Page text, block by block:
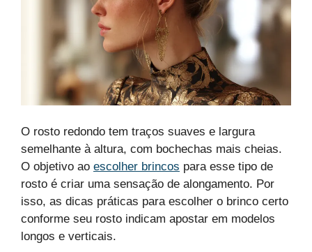
O rosto redondo tem traços suaves e largura
semelhante à altura, com bochechas mais cheias.
O objetivo ao escolher brincos para esse tipo de
rosto é criar uma sensação de alongamento. Por
isso, as dicas práticas para escolher o brinco certo
conforme seu rosto indicam apostar em modelos
longos e verticais.